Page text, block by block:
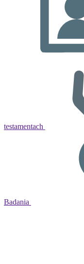
testamentach
Badania